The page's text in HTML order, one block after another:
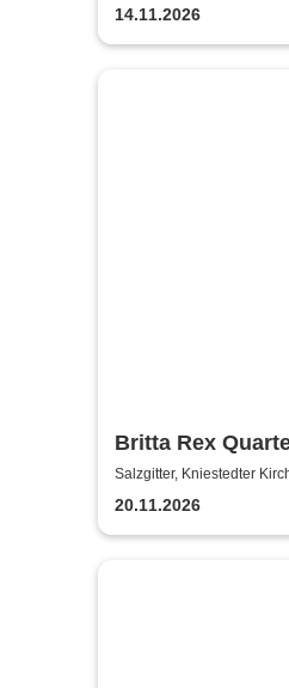
Fredenberg
14.11.2026
Britta Rex
Witches, Queens
Salzgitter, Kniestedter
20.11.2026